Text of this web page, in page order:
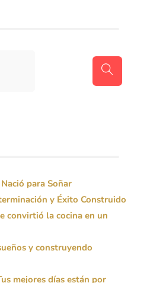
para Soñar
y Éxito Construido
convirtió la cocina en un
y construyendo
mejores días están por